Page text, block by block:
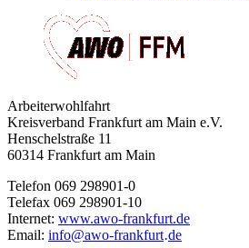
Arbeiterwohlfahrt
Kreisverband Frankfurt am Main e.V.
Henschelstraße 11
60314 Frankfurt am Main
Telefon 069 298901-0
Telefax 069 298901-10
Internet: www.awo-frankfurt.de
Email: info@awo-frankfurt·de